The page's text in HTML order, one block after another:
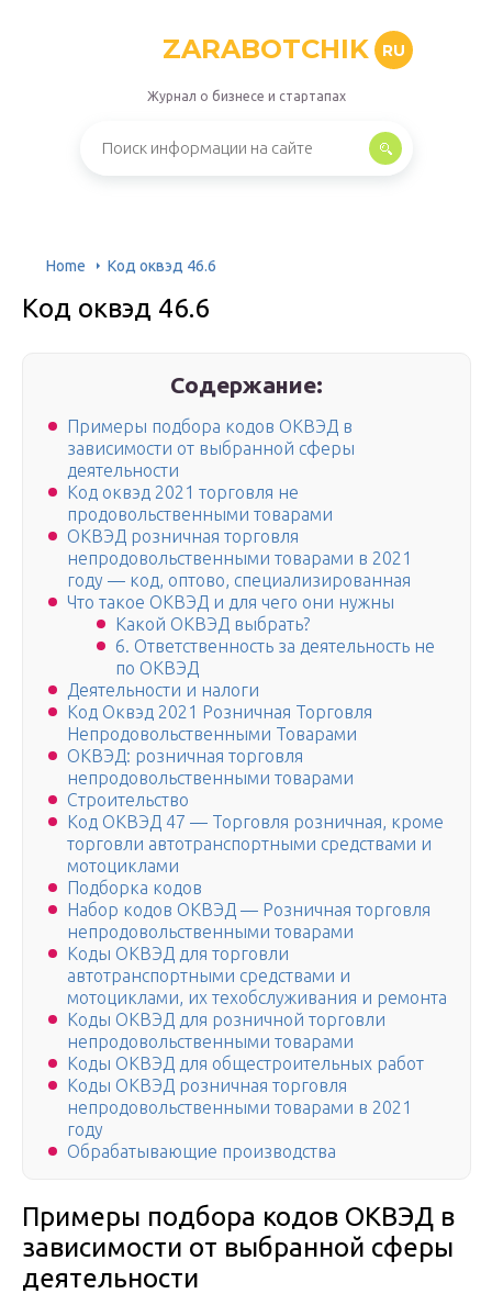
ZARABOTCHIK RU
Журнал о бизнесе и стартапах
Home Код оквэд 46.6
Код оквэд 46.6
Содержание:
Примеры подбора кодов ОКВЭД в
зависимости от выбранной сферы
деятельности
Код оквэд 2021 торговля не
продовольственными товарами
ОКВЭД розничная торговля
непродовольственными товарами в 2021
году — код, оптово, специализированная
Что такое ОКВЭД и для чего они нужны
Какой ОКВЭД выбрать?
6. Ответственность за деятельность не
по ОКВЭД
Деятельности и налоги
Код Оквэд 2021 Розничная Торговля
Непродовольственными Товарами
ОКВЭД: розничная торговля
непродовольственными товарами
Строительство
Код ОКВЭД 47 — Торговля розничная, кроме
торговли автотранспортными средствами и
мотоциклами
Подборка кодов
Набор кодов ОКВЭД — Розничная торговля
непродовольственными товарами
Коды ОКВЭД для торговли
автотранспортными средствами и
мотоциклами, их техобслуживания и ремонта
Коды ОКВЭД для розничной торговли
непродовольственными товарами
Коды ОКВЭД для общестроительных работ
Коды ОКВЭД розничная торговля
непродовольственными товарами в 2021
году
Обрабатывающие производства
Примеры подбора кодов ОКВЭД в
зависимости от выбранной сферы
деятельности